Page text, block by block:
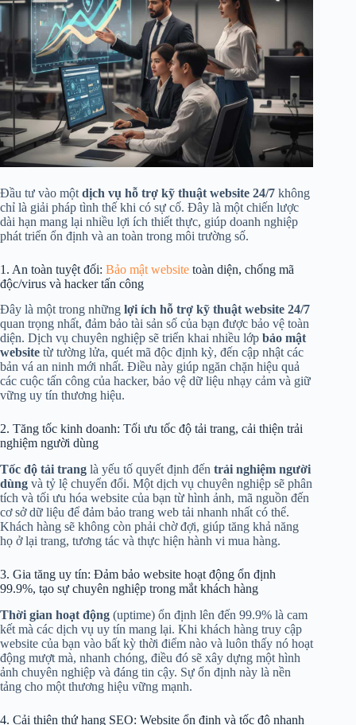
Đầu tư vào một dịch vụ hỗ trợ kỹ thuật website 24/7 không
chỉ là giải pháp tình thế khi có sự cố. Đây là một chiến lược
dài hạn mang lại nhiều lợi ích thiết thực, giúp doanh nghiệp
phát triển ổn định và an toàn trong môi trường số.
1. An toàn tuyệt đối: Bảo mật website toàn diện, chống mã
độc/virus và hacker tấn công
Đây là một trong những lợi ích hỗ trợ kỹ thuật website 24/7
quan trọng nhất, đảm bảo tài sản số của bạn được bảo vệ toàn
diện. Dịch vụ chuyên nghiệp sẽ triển khai nhiều lớp bảo mật
website từ tường lửa, quét mã độc định kỳ, đến cập nhật các
bản vá an ninh mới nhất. Điều này giúp ngăn chặn hiệu quả
các cuộc tấn công của hacker, bảo vệ dữ liệu nhạy cảm và giữ
vững uy tín thương hiệu.
2. Tăng tốc kinh doanh: Tối ưu tốc độ tải trang, cải thiện trải
nghiệm người dùng
Tốc độ tải trang là yếu tố quyết định đến trải nghiệm người
dùng và tỷ lệ chuyển đổi. Một dịch vụ chuyên nghiệp sẽ phân
tích và tối ưu hóa website của bạn từ hình ảnh, mã nguồn đến
cơ sở dữ liệu để đảm bảo trang web tải nhanh nhất có thể.
Khách hàng sẽ không còn phải chờ đợi, giúp tăng khả năng
họ ở lại trang, tương tác và thực hiện hành vi mua hàng.
3. Gia tăng uy tín: Đảm bảo website hoạt động ổn định
99.9%, tạo sự chuyên nghiệp trong mắt khách hàng
Thời gian hoạt động (uptime) ổn định lên đến 99.9% là cam
kết mà các dịch vụ uy tín mang lại. Khi khách hàng truy cập
website của bạn vào bất kỳ thời điểm nào và luôn thấy nó hoạt
động mượt mà, nhanh chóng, điều đó sẽ xây dựng một hình
ảnh chuyên nghiệp và đáng tin cậy. Sự ổn định này là nền
tảng cho một thương hiệu vững mạnh.
4. Cải thiện thứ hạng SEO: Website ổn định và tốc độ nhanh